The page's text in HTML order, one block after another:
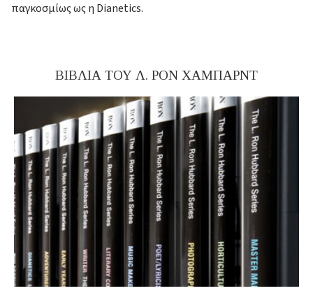
παγκοσμίως ως η Dianetics.
ΒΙΒΛΙΑ ΤΟΥ Λ. ΡΟΝ ΧΑΜΠΑΡΝΤ